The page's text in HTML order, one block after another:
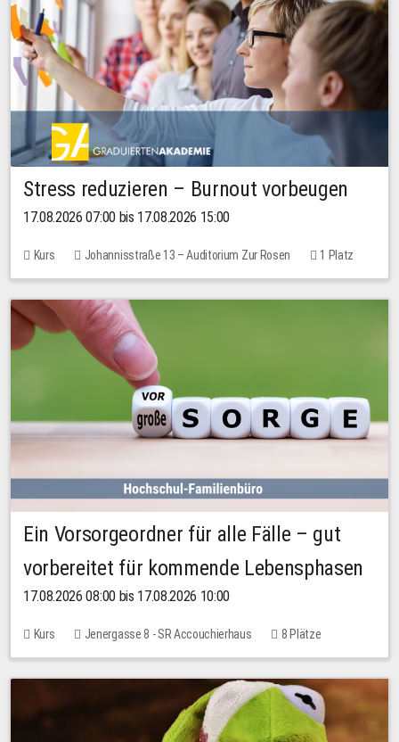
Stress reduzieren – Burnout vorbeugen
17.08.2026 07:00 bis 17.08.2026 15:00
Kurs Johannisstraße 13 – Auditorium Zur Rosen
1 Platz
10,00 EUR
Ein Vorsorgeordner für alle Fälle – gut
vorbereitet für kommende Lebensphasen
17.08.2026 08:00 bis 17.08.2026 10:00
Kurs Jenergasse 8 - SR Accouchierhaus 8 Plätze